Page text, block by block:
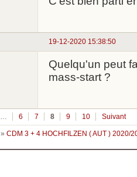
19-12-2020 15:38:50
Quelqu'un peut
mass-start ?
6 7 8 9 10 Suivant
» CDM 3 + 4 HOCHFILZEN ( AUT ) 2020/